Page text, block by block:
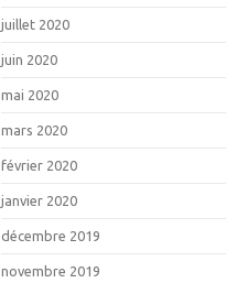
juillet 2020
juin 2020
mai 2020
mars 2020
février 2020
janvier 2020
décembre 2019
novembre 2019